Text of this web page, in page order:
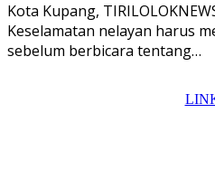
Kota Kupang,
Keselamatan nelayan harus
sebelum berbicara tentang…